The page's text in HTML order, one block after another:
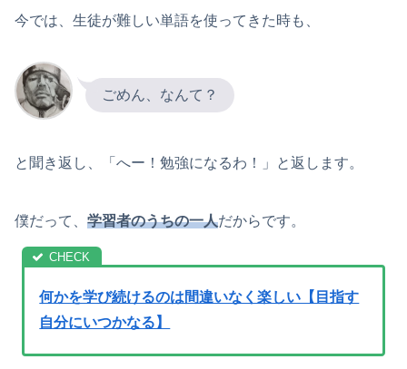
今では、生徒が難しい単語を使ってきた時も、
ごめん、なんて？
と聞き返し、「へー！勉強になるわ！」と返します。
僕だって、 学習者のうちの一人だからです。
何かを学び続けるのは間違いなく楽しい【目指す
自分にいつかなる】